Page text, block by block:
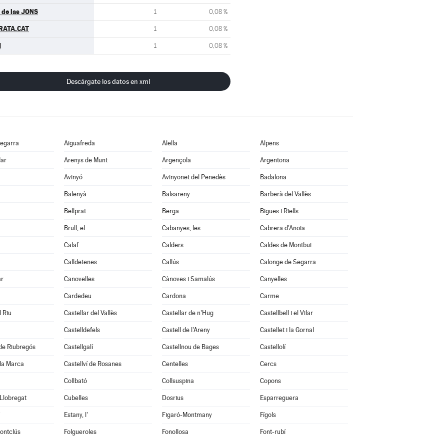
de las JONS 1 0,08 %
1 0,08 %
1 0,08 %
Descárgate los datos en xml
Aiguafreda Alella Alpens
Arenys de Munt Argençola Argentona
Avinyó Avinyonet del Penedès Badalona
Balenyà Balsareny Barberà del Vallès
Bellprat Berga Bigues i Riells
Brull, el Cabanyes, les Cabrera d'Anoia
Calaf Calders Caldes de Montbui
Calldetenes Callús Calonge de Segarra
Canovelles Cànoves i Samalús Canyelles
Cardedeu Cardona Carme
Riu Castellar del Vallès Castellar de n'Hug Castellbell i el Vilar
Castelldefels Castell de l'Areny Castellet i la Gornal
Riubregós Castellgalí Castellnou de Bages Castellolí
Marca Castellví de Rosanes Centelles Cercs
Collbató Collsuspina Copons
Cubelles Dosrius Esparreguera
Estany, l' Figaró-Montmany Fígols
Folgueroles Fonollosa Font-rubí